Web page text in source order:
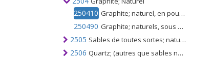
250410 Graphite; naturel, en poudre ou en flocons
250490 Graphite; naturels, sous d'autres formes, à l'exclusion de la poudre ou des flocons
2505 Sables de toutes sortes; naturels, même colorés, autres que les sables porteurs de métaux du chapitre 26
2506 Quartz; (autres que sables naturels), quartzites, même dégrossis ou simplement débités, par sciage ou autrement, en blocs ou en plaques de forme carrée ou rectangulaire